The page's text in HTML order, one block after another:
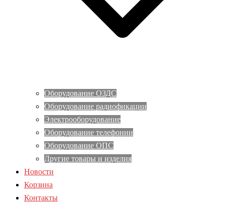
Оборудование ОЗДС
Оборудование радиофикации
Электрооборудование
Оборудование телефонии
Оборудование ОПС
Другие товары и изделия
Новости
Корзина
Контакты